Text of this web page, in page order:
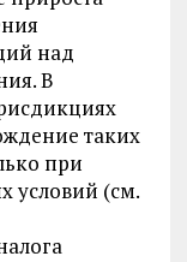
над
В
таких
при
условий (см.